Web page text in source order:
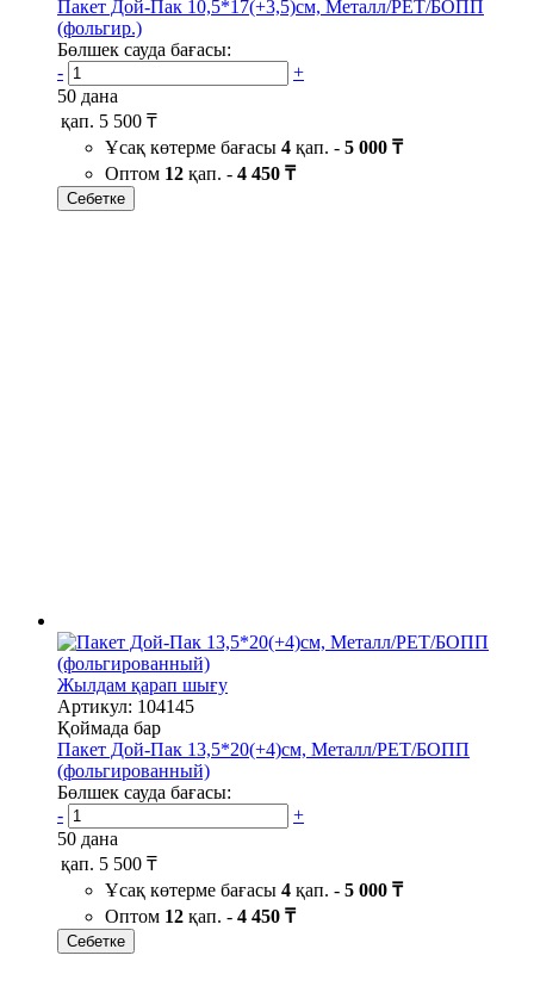
Пакет Дой-Пак 10,5*17(+3,5)см, Металл/PET/БОПП
(фольгир.)
Бөлшек сауда бағасы:
-
+
50 дана
қап. 5 500 ₸
Ұсақ көтерме бағасы 4 қап. - 5 000 ₸
Оптом 12 қап. - 4 450 ₸
Себетке
Жылдам қарап шығу
Артикул: 104145
Қоймада бар
Пакет Дой-Пак 13,5*20(+4)см, Металл/PET/БОПП
(фольгированный)
Бөлшек сауда бағасы:
-
+
50 дана
қап. 5 500 ₸
Ұсақ көтерме бағасы 4 қап. - 5 000 ₸
Оптом 12 қап. - 4 450 ₸
Себетке